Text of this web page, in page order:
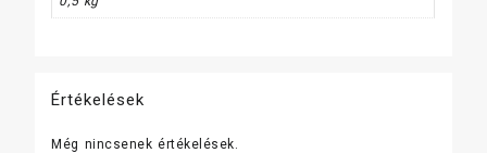
Értékelések
Még nincsenek értékelések.